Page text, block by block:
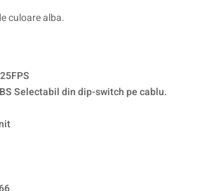
culoare alba.
Selectabil din dip-switch pe cablu.